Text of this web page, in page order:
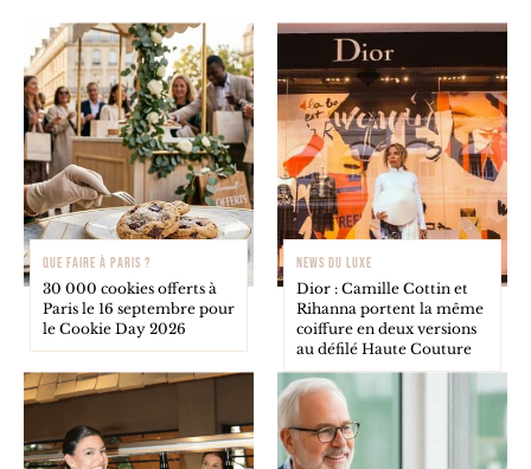
QUE FAIRE À PARIS ?
30 000 cookies offerts à
Paris le 16 septembre pour
le Cookie Day 2026
NEWS DU LUXE
Dior : Camille Cottin et
Rihanna portent la même
coiffure en deux versions
au défilé Haute Couture